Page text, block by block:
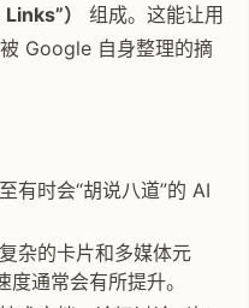
）
组成。这能让用
Google 自身整理的摘
有时会“胡说八道”的 AI
杂的卡片和多媒体元
通常会有所提升。